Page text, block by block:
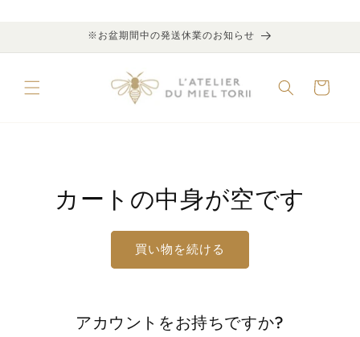
※お盆期間中の発送休業のお知らせ
ー
カートの中身が空です
買い物を続ける
アカウントをお持ちですか?